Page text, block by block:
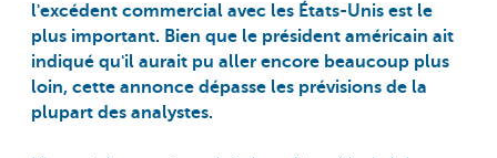
l'excédent commercial avec les États-Unis est le
plus important. Bien que le président américain ait
indiqué qu'il aurait pu aller encore beaucoup plus
loin, cette annonce dépasse les prévisions de la
plupart des analystes.